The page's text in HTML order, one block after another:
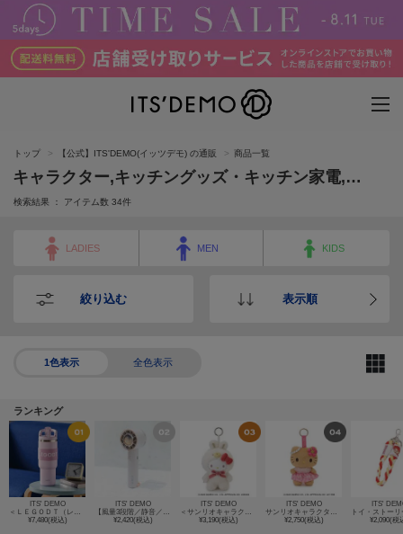
トップ 【公式】ITS'DEMO(イッツデモ) の通販 商品一覧
キャラクター,キッチングッズ・キッチン家電,鍋・フライパン,テーブルウェア・食器,ランチボックス,ハウスキーピング,家具・インテリア雑貨,家電・照明,バス・トイレタリー,スマホケース,ステーショナリー,キッズ・ベビー用品,カタログギフト,フラワーギフト,マスク,エコバッグ,カート,アウトドア,ペットグッズ
検索結果 ： アイテム数 34件
LADIES MEN KIDS
絞り込む 表示順
1色表示 全色表示
ランキング
ITS' DEMO
＜ＬＥＧＯＤＴ（レゴト）＞ループタンブラー1000ml
¥7,480(税込)
ITS' DEMO
【風量3段階／静音／冷却プレート／卓上】ペルチェハンディファン
¥2,420(税込)
ITS' DEMO
＜サンリオキャラクターズ＞ファインフェイスミニ ラテバニー
¥3,190(税込)
ITS' DEMO
サンリオキャラクターズ 日焼けレオパードマスコット
¥2,750(税込)
ITS'
¥2,090(税